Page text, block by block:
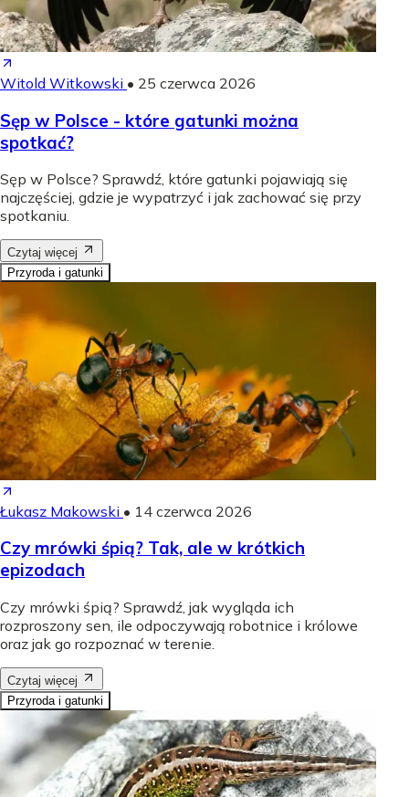
Witold Witkowski • 25 czerwca 2026
Sęp w Polsce - które gatunki można
spotkać?
Sęp w Polsce? Sprawdź, które gatunki pojawiają się
najczęściej, gdzie je wypatrzyć i jak zachować się przy
spotkaniu.
Czytaj więcej
Przyroda i gatunki
Łukasz Makowski • 14 czerwca 2026
Czy mrówki śpią? Tak, ale w krótkich
epizodach
Czy mrówki śpią? Sprawdź, jak wygląda ich
rozproszony sen, ile odpoczywają robotnice i królowe
oraz jak go rozpoznać w terenie.
Czytaj więcej
Przyroda i gatunki